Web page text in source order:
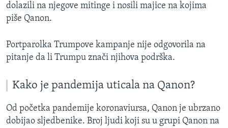
dolazili na njegove mitinge i nosili majice na kojima
piše Qanon.
Portparolka Trumpove kampanje nije odgovorila na
pitanje da li Trumpu znači njihova podrška.
Kako je pandemija uticala na Qanon?
Od početka pandemije koronaviursa, Qanon je ubrzano
dobijao sljedbenike. Broj ljudi koji su u grupi Qanon na